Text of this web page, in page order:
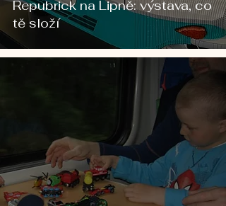
Repubrick na Lipně: výstava, co
tě složí